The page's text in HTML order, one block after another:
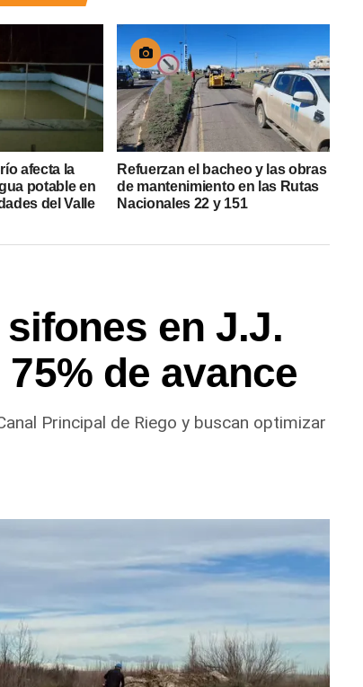
afecta la
potable en
del Valle
Refuerzan el bacheo y las obras
de mantenimiento en las Rutas
Nacionales 22 y 151
en J.J.
de avance
Principal de Riego y buscan optimizar